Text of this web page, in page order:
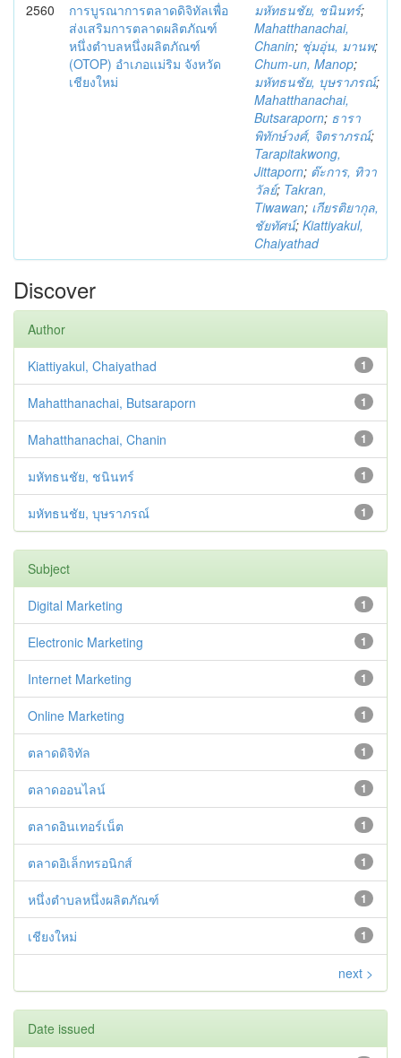
2560
การบูรณาการตลาดดิจิทัลเพื่อ
ส่งเสริมการตลาดผลิตภัณฑ์
หนึ่งตำบลหนึ่งผลิตภัณฑ์
(OTOP) อำเภอแม่ริม จังหวัด
เชียงใหม่
มหัทธนชัย, ชนินทร์;
Mahatthanachai,
Chanin; ชุ่มอุ่น, มานพ;
Chum-un, Manop;
มหัทธนชัย, บุษราภรณ์;
Mahatthanachai,
Butsaraporn; ธารา
พิทักษ์วงศ์, จิตราภรณ์;
Tarapitakwong,
Jittaporn; ต๊ะการ, ทิวา
วัลย์; Takran,
Tiwawan; เกียรติยากุล,
ชัยทัศน์; Kiattiyakul,
Chaiyathad
Discover
Author
1
Kiattiyakul, Chaiyathad
1
Mahatthanachai, Butsaraporn
1
Mahatthanachai, Chanin
1
มหัทธนชัย, ชนินทร์
1
มหัทธนชัย, บุษราภรณ์
Subject
1
Digital Marketing
1
Electronic Marketing
1
Internet Marketing
1
Online Marketing
1
ตลาดดิจิทัล
1
ตลาดออนไลน์
1
ตลาดอินเทอร์เน็ต
1
ตลาดอิเล็กทรอนิกส์
1
หนึ่งตำบลหนึ่งผลิตภัณฑ์
1
เชียงใหม่
next >
Date issued